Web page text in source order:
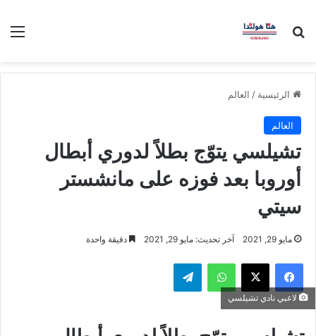
بحث عن
الرئيسية / العالم
العالم
تشيلسي يتوّج بطلاً لدوري أبطال
أوروبا بعد فوزه على مانشستر
سيتي
مايو 29, 2021 آخر تحديث: مايو 29, 2021 دقيقة واحدة
فيسبوك ‫X واتساب تيلقرام
لاعبي نادي تشيلسي